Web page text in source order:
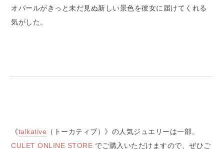
オパールがきっと未だ見ぬ新しい景色を彼女に届けてくれる
気がした。
《talkative （トーカティブ）》の人気ジュエリーは一部、
CULET ONLINE STORE でご購入いただけますので、ぜひご